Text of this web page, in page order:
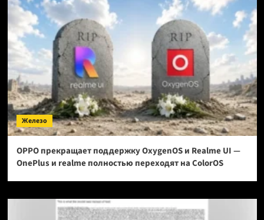
Железо
OPPO прекращает поддержку OxygenOS и Realme UI —
OnePlus и realme полностью переходят на ColorOS